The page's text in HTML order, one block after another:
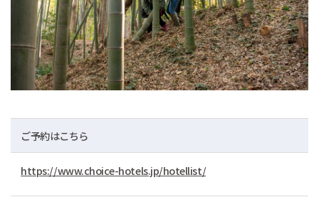
ご予約はこちら
https://www.choice-hotels.jp/hotellist/